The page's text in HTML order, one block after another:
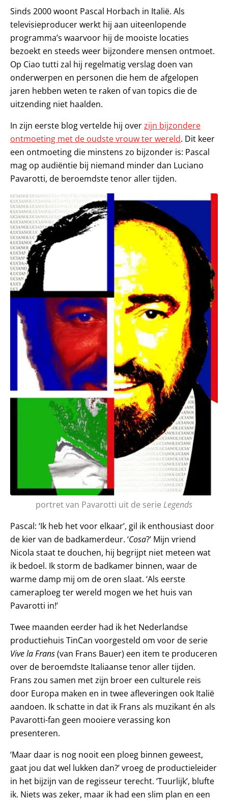
Sinds 2000 woont Pascal Horbach in Italië. Als
televisieproducer werkt hij aan uiteenlopende
programma’s waarvoor hij de mooiste locaties
bezoekt en steeds weer bijzondere mensen ontmoet.
Op Ciao tutti zal hij regelmatig verslag doen van
onderwerpen en personen die hem de afgelopen
jaren hebben weten te raken of van topics die de
uitzending niet haalden.
In zijn eerste blog vertelde hij overzijn bijzondere
ontmoeting met de oudste vrouw ter wereld. Dit keer
een ontmoeting die minstens zo bijzonder is: Pascal
mag op audiëntie bij niemand minder dan Luciano
Pavarotti, de beroemdste tenor aller tijden.
portret van Pavarotti uit de serie Legends
Pascal: ‘Ik heb het voor elkaar’, gil ik enthousiast door
de kier van de badkamerdeur. ‘Cosa?’ Mijn vriend
Nicola staat te douchen, hij begrijpt niet meteen wat
ik bedoel. Ik storm de badkamer binnen, waar de
warme damp mij om de oren slaat. ‘Als eerste
cameraploeg ter wereld mogen we het huis van
Pavarotti in!’
Twee maanden eerder had ik het Nederlandse
productiehuis TinCan voorgesteld om voor de serie
Vive la Frans(van Frans Bauer) een item te produceren
over de beroemdste Italiaanse tenor aller tijden.
Frans zou samen met zijn broer een culturele reis
door Europa maken en in twee afleveringen ook Italië
aandoen. Ik schatte in dat ik Frans als muzikant én als
Pavarotti-fan geen mooiere verassing kon
presenteren.
‘Maar daar is nog nooit een ploeg binnen geweest,
gaat jou dat wel lukken dan?’ vroeg de productieleider
in het bijzijn van de regisseur terecht. ‘Tuurlijk’, blufte
ik. Niets was zeker, maar ik had een slim plan en een